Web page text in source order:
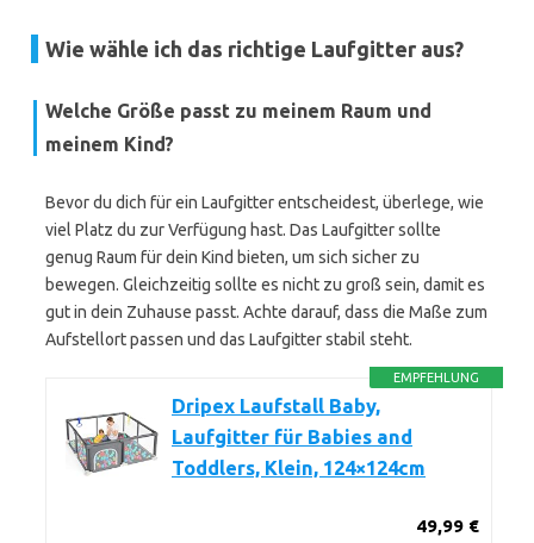
Wie wähle ich das richtige Laufgitter aus?
Welche Größe passt zu meinem Raum und
meinem Kind?
Bevor du dich für ein Laufgitter entscheidest, überlege, wie
viel Platz du zur Verfügung hast. Das Laufgitter sollte
genug Raum für dein Kind bieten, um sich sicher zu
bewegen. Gleichzeitig sollte es nicht zu groß sein, damit es
gut in dein Zuhause passt. Achte darauf, dass die Maße zum
Aufstellort passen und das Laufgitter stabil steht.
EMPFEHLUNG
Dripex Laufstall Baby,
Laufgitter für Babies and
Toddlers, Klein, 124×124cm
49,99 €